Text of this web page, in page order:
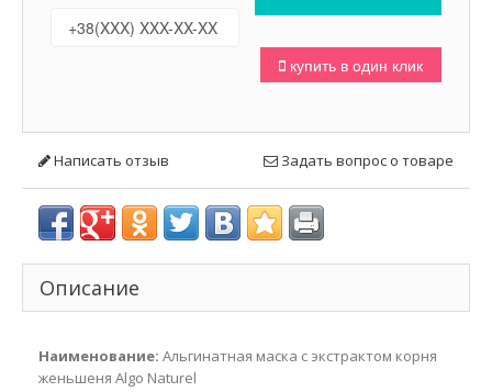
купить в один клик
Написать отзыв Задать вопрос о товаре
Описание
Наименование: Альгинатная маска с экстрактом корня
женьшеня Algo Naturel